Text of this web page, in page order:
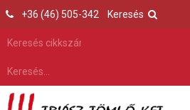
Keresés
+36 (46) 505-342